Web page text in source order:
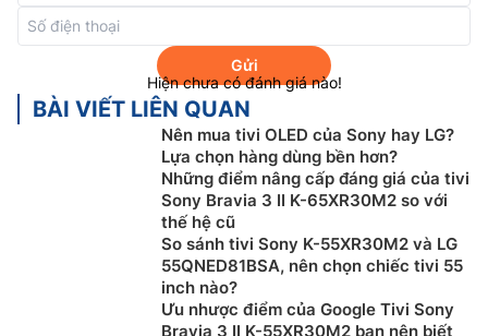
bằng AI, giúp phát hiện và phân tích dữ liệu với độ
chính xác hoàn hảo, sau đó tối ưu hóa hình ảnh để
mang đến độ chận thực tuyệt đỉnh.
Gửi
Hiện chưa có đánh giá nào!
BÀI VIẾT LIÊN QUAN
Nên mua tivi OLED của Sony hay LG?
Lựa chọn hàng dùng bền hơn?
Những điểm nâng cấp đáng giá của tivi
Sony Bravia 3 II K-65XR30M2 so với
thế hệ cũ
So sánh tivi Sony K-55XR30M2 và LG
55QNED81BSA, nên chọn chiếc tivi 55
inch nào?
Ưu nhược điểm của Google Tivi Sony
Bravia 3 II K-55XR30M2 bạn nên biết